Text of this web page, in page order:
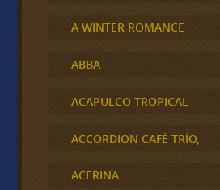
A WINTER ROMANCE
ABBA
ACAPULCO TROPICAL
ACCORDION CAFÉ TRÍO,
ACERINA